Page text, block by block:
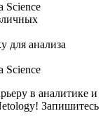
Science
для анализа
Science
в аналитике и
Запишитесь